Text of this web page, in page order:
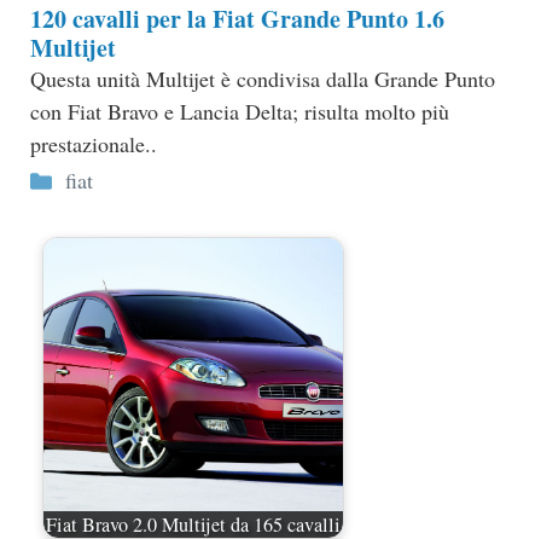
120 cavalli per la Fiat Grande Punto 1.6
Multijet
Questa unità Multijet è condivisa dalla Grande Punto
con Fiat Bravo e Lancia Delta; risulta molto più
prestazionale..
Categorie
fiat
Fiat Bravo 2.0 Multijet da 165 cavalli